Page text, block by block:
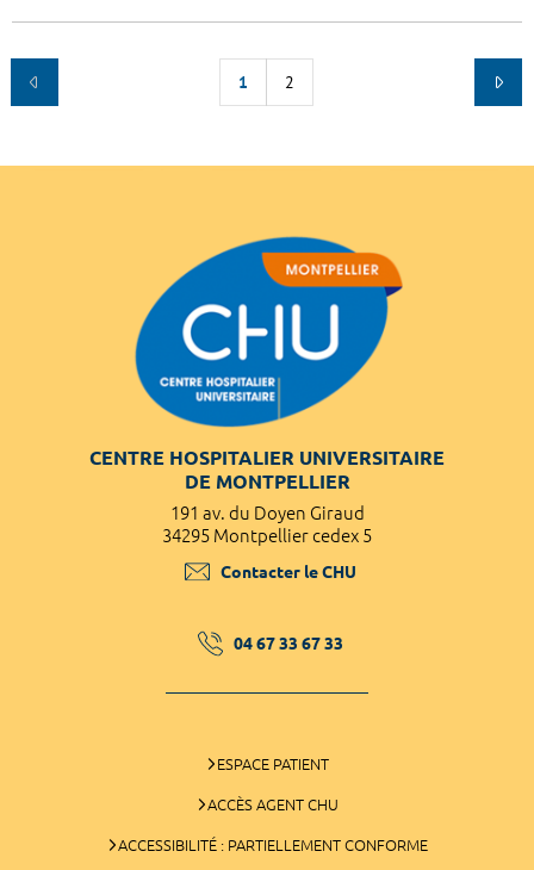
1 2
CENTRE HOSPITALIER UNIVERSITAIRE
DE MONTPELLIER
191 av. du Doyen Giraud
34295 Montpellier cedex 5
Contacter le CHU
04 67 33 67 33
ESPACE PATIENT
ACCÈS AGENT CHU
ACCESSIBILITÉ : PARTIELLEMENT CONFORME